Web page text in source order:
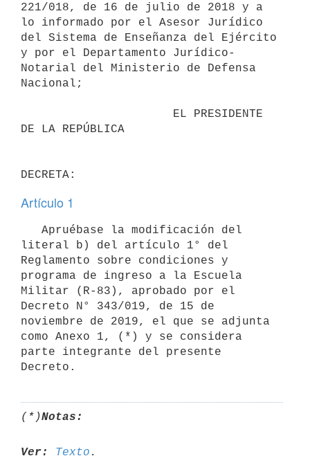
221/018, de 16 de julio de 2018 y a
lo informado por el Asesor Jurídico
del Sistema de Enseñanza del Ejército
y por el Departamento Jurídico-
Notarial del Ministerio de Defensa
Nacional;
DE LA REPÚBLICA
Artículo 1
literal b) del artículo 1° del
Reglamento sobre condiciones y
programa de ingreso a la Escuela
Militar (R-83), aprobado por el
Decreto N° 343/019, de 15 de
noviembre de 2019, el que se adjunta
como Anexo 1, (*) y se considera
parte integrante del presente
(*)Notas:
Ver: Texto